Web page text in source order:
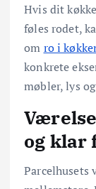
Hvis dit
føles rodet,
om ro i
konkrete
møbler, lys
og klar
Parcelhusets